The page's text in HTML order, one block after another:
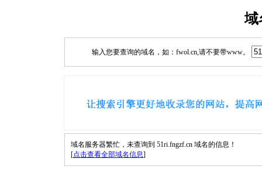
域
输入您要查询的域名，如：fwol.cn,请不要带www。
域名服务器繁忙，未查询到 51ri.fngzf.cn 域名的信息！
[点击查看全部域名信息]